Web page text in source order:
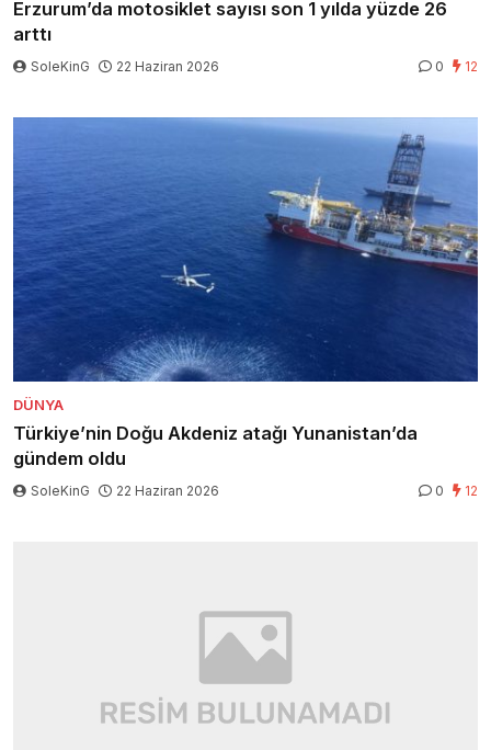
Erzurum’da motosiklet sayısı son 1 yılda yüzde 26
arttı
SoleKinG 22 Haziran 2026 0 12
DÜNYA
Türkiye’nin Doğu Akdeniz atağı Yunanistan’da
gündem oldu
SoleKinG 22 Haziran 2026 0 12